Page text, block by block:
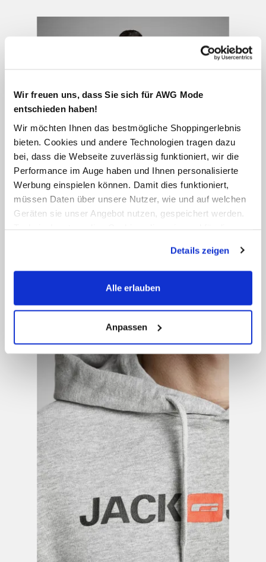
Wir freuen uns, dass Sie sich für AWG Mode
entschieden haben!
Wir möchten Ihnen das bestmögliche Shoppingerlebnis
bieten. Cookies und andere Technologien tragen dazu
bei, dass die Webseite zuverlässig funktioniert, wir die
Performance im Auge haben und Ihnen personalisierte
Werbung einspielen können. Damit dies funktioniert,
müssen Daten über unsere Nutzer, wie und auf welchen
Geräten sie unser Angebot nutzen, gespeichert werden.
werden, werden bei der Nutzung der Webseite auf jeden
Fall gesetzt. Cookies von Drittanbietern für Analyse- oder
Trackingzwecke werden nur dann aktiviert, wenn Sie das
erlauben" bzw. "Alle erlauben" klicken. Mehr dazu
(einschließlich der Möglichkeit, die Einwilligungserklärung
zu ändern oder zu widerrufen) erfahren Sie in unserem
Cookie-Hinweisbzw. derDatenschutzerklärung.
Details zeigen
Alle erlauben
Anpassen